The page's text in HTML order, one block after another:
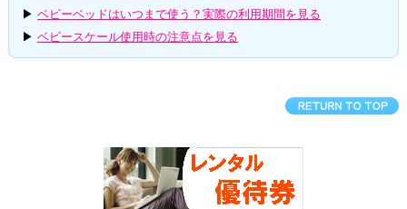
▶ ベビーベッドはいつまで使う？実際の利用期間を見る
▶ ベビースケール使用時の注意点を見る